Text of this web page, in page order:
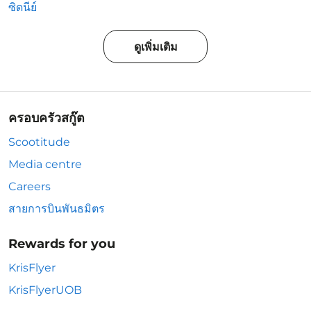
ซิดนีย์
ดูเพิ่มเติม
ครอบครัวสกู๊ต
Scootitude
Media centre
Careers
สายการบินพันธมิตร
Rewards for you
KrisFlyer
KrisFlyerUOB